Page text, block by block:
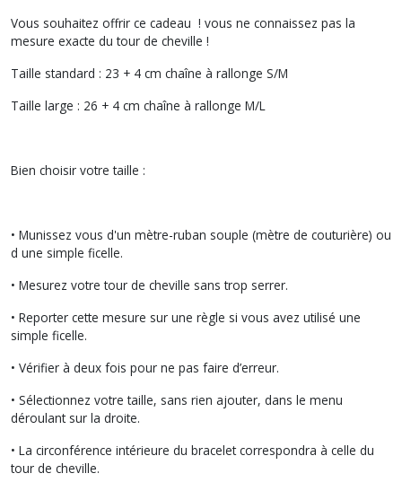
Vous souhaitez offrir ce cadeau ! vous ne connaissez pas la
mesure exacte du tour de cheville !
Taille standard : 23 + 4 cm chaîne à rallonge S/M
Taille large : 26 + 4 cm chaîne à rallonge M/L
Bien choisir votre taille :
• Munissez vous d'un mètre-ruban souple (mètre de couturière) ou
d une simple ficelle.
• Mesurez votre tour de cheville sans trop serrer.
• Reporter cette mesure sur une règle si vous avez utilisé une
simple ficelle.
• Vérifier à deux fois pour ne pas faire d’erreur.
• Sélectionnez votre taille, sans rien ajouter, dans le menu
déroulant sur la droite.
• La circonférence intérieure du bracelet correspondra à celle du
tour de cheville.